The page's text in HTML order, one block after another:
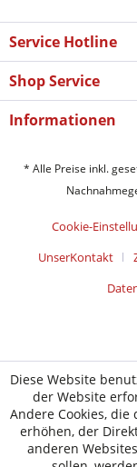
Service Hotline
Shop Service
Informationen
* Alle Preise inkl.
Cookie-
UnserKontakt
Diese Website
der Website
Andere Cookies,
erhöhen, der
anderen